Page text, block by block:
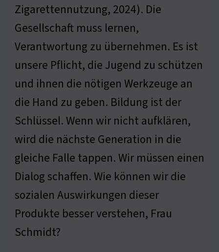
Zigarettennutzung, 2024). Die
Gesellschaft muss lernen,
Verantwortung zu übernehmen. Es ist
unsere Pflicht, die Jugend zu schützen
und ihnen die nötigen Werkzeuge an
die Hand zu geben. Bildung ist der
Schlüssel. Wenn wir nicht aufklären,
wird die nächste Generation in die
gleiche Falle tappen. Wir müssen einen
Dialog schaffen. Wie können wir die
sozialen Auswirkungen dieser
Produkte besser verstehen, Frau
Schmidt?